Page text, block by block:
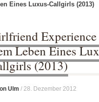
Eines Luxus-Callgirls (2013)
Leben Eines
(2013)
Ulm / 28. Dezember 2012